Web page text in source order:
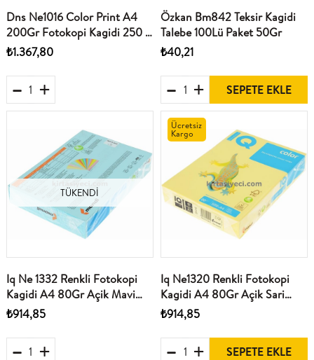
Dns Ne1016 Color Print A4
200Gr Fotokopi Kagidi 250 Li
Paket
₺1.367,80
Özkan Bm842 Teksir Kagidi
Talebe 100Lü Paket 50Gr
₺40,21
SEPETE EKLE
TÜKENDI
Iq Ne 1332 Renkli Fotokopi
Kagidi A4 80Gr Açik Mavi
500Lü Paket
₺914,85
Iq Ne1320 Renkli Fotokopi
Kagidi A4 80Gr Açik Sari
500Lü Paket
₺914,85
SEPETE EKLE
Ücretsiz
Kargo